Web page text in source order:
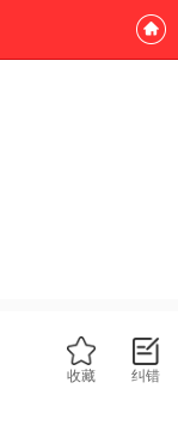
纠错
收藏